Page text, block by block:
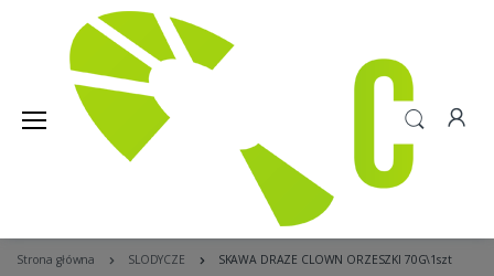
Strona główna SLODYCZE SKAWA DRAZE CLOWN ORZESZKI 70G\1szt